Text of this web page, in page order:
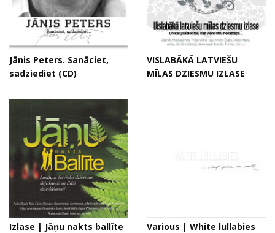
Jānis Peters. Sanāciet,
sadziediet (CD)
VISLABĀKĀ LATVIEŠU
MĪLAS DZIESMU IZLASE
Izlase | Jāņu nakts ballīte
Various | White lullabies